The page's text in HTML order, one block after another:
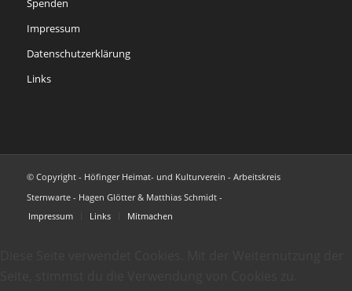
Spenden
Impressum
Datenschutzerklärung
Links
© Copyright - Höfinger Heimat- und Kulturverein - Arbeitskreis
Sternwarte - Hagen Glötter & Matthias Schmidt -
Impressum
Links Mitmachen